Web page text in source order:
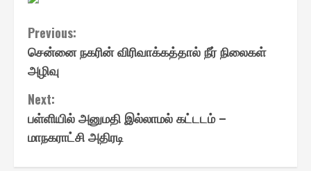
Continue
Reading
Previous:
சென்னை நகரின் விரிவாக்கத்தால் நீர் நிலைகள்
அழிவு
Next:
பள்ளியில் அனுமதி இல்லாமல் கட்டடம் –
மாநகராட்சி அதிரடி